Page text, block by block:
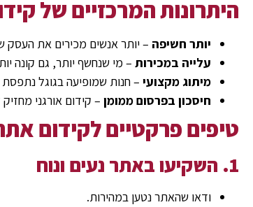
היתרונות המרכזיים של
יותר חשיפה – יותר אנשים מכירים את העסק
עלייה במכירות – מי שנחשף יותר, גם קונה
מיתוג מקצועי – חנות שמופיעה בגוגל
חיסכון בפרסום ממומן – קידום אורגני
טיפים פרקטיים לקידום
1. השקיעו באתר נעים ונוח
ודאו שהאתר נטען במהירות.